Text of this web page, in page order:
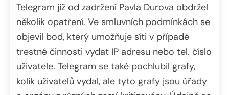
Telegram již od zadržení Pavla Durova obdržel
několik opatření. Ve smluvních podmínkách se
objevil bod, který umožňuje síti v případě
trestné činnosti vydat IP adresu nebo tel. číslo
uživatele. Telegram se také pochlubil grafy,
kolik uživatelů vydal, ale tyto grafy jsou úřady